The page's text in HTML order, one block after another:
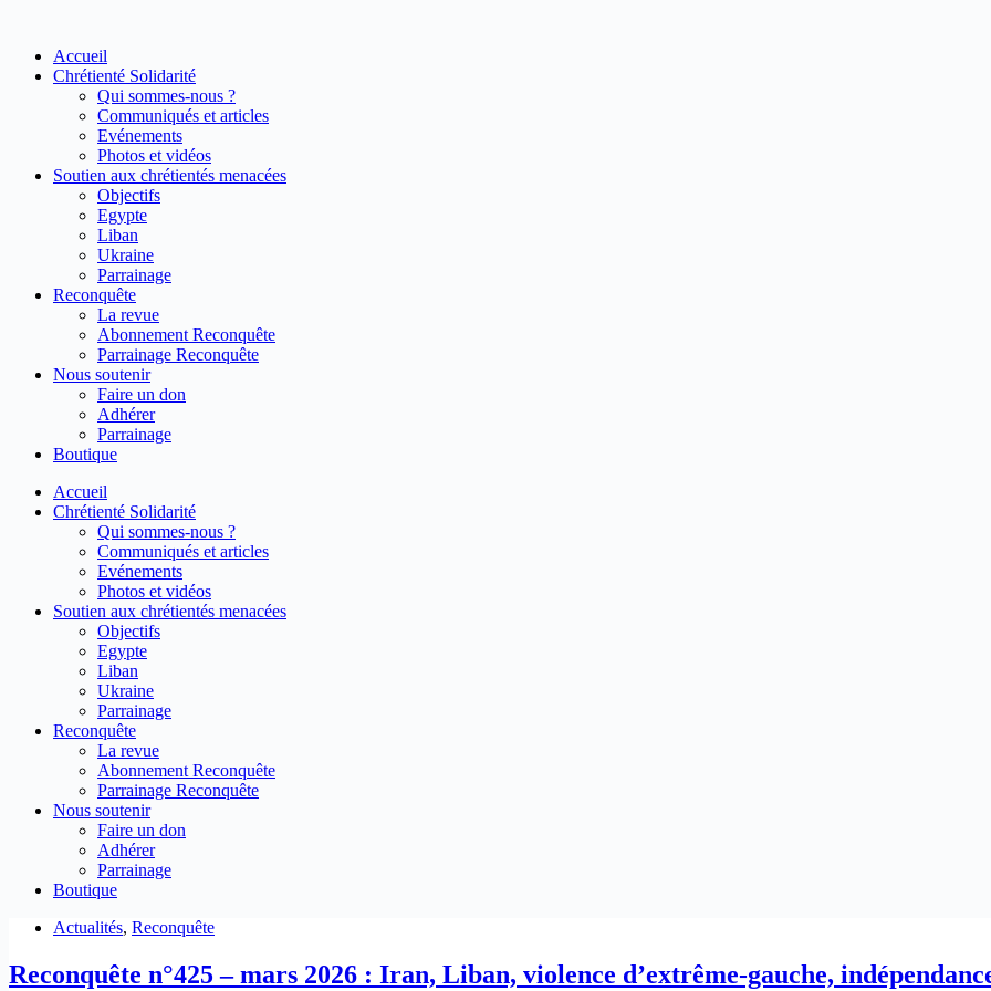
contenuAccueil
Chrétienté Solidarité
Qui sommes-nous ?
Communiqués et articles
Evénements
Photos et vidéos
Soutien aux chrétientés menacées
Objectifs
Egypte
Liban
Ukraine
Parrainage
Reconquête
La revue
Abonnement Reconquête
Parrainage Reconquête
Nous soutenir
Faire un don
Adhérer
Parrainage
Boutique
Accueil
Chrétienté Solidarité
Qui sommes-nous ?
Communiqués et articles
Evénements
Photos et vidéos
Soutien aux chrétientés menacées
Objectifs
Egypte
Liban
Ukraine
Parrainage
Reconquête
La revue
Abonnement Reconquête
Parrainage Reconquête
Nous soutenir
Faire un don
Adhérer
Parrainage
Boutique
Actualités, Reconquête
Reconquête n°425 – mars 2026 : Iran, Liban, violence d’extrême-gauche,